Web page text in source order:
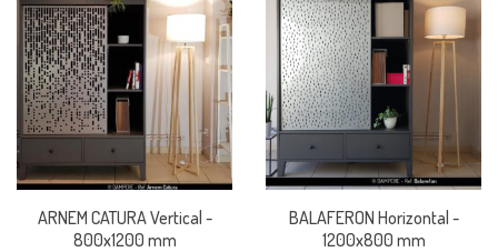
ARNEM CATURA Vertical -
800x1200 mm
BALAFERON Horizontal -
1200x800 mm